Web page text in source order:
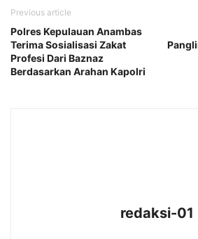
Previous article
Polres Kepulauan Anambas
Terima Sosialisasi Zakat
Profesi Dari Baznaz
Berdasarkan Arahan Kapolri
redaksi-01